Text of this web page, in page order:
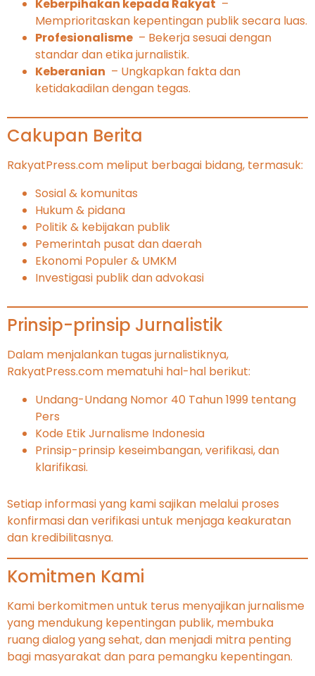
Keberpihakan kepada Rakyat –
Memprioritaskan kepentingan publik secara luas.
Profesionalisme – Bekerja sesuai dengan
standar dan etika jurnalistik.
Keberanian – Ungkapkan fakta dan
ketidakadilan dengan tegas.
Cakupan Berita
RakyatPress.com meliput berbagai bidang, termasuk:
Sosial & komunitas
Hukum & pidana
Politik & kebijakan publik
Pemerintah pusat dan daerah
Ekonomi Populer & UMKM
Investigasi publik dan advokasi
Prinsip-prinsip Jurnalistik
Dalam menjalankan tugas jurnalistiknya,
RakyatPress.com mematuhi hal-hal berikut:
Undang-Undang Nomor 40 Tahun 1999 tentang
Pers
Kode Etik Jurnalisme Indonesia
Prinsip-prinsip keseimbangan, verifikasi, dan
klarifikasi.
Setiap informasi yang kami sajikan melalui proses
konfirmasi dan verifikasi untuk menjaga keakuratan
dan kredibilitasnya.
Komitmen Kami
Kami berkomitmen untuk terus menyajikan jurnalisme
yang mendukung kepentingan publik, membuka
ruang dialog yang sehat, dan menjadi mitra penting
bagi masyarakat dan para pemangku kepentingan.